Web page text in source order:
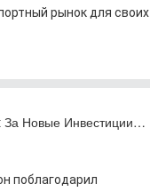
рынок для своих
За Новые Инвестиции…
поблагодарил